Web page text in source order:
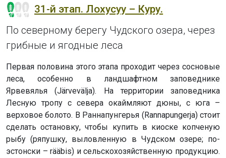
31-й этап. Лохусуу – Куру.
По северному берегу Чудского озера, через
грибные и ягодные леса
Первая половина этого этапа проходит через сосновые
леса, особенно в ландшафтном заповеднике
Ярвевялья (Järvevälja). На территории заповедника
Лесную тропу с севера окаймляют дюны, с юга –
верховое болото. В Раннапунгерья (Rannapungerja) стоит
сделать остановку, чтобы купить в киоске копченую
рыбу (ряпушку, выловленную в Чудском озере; по-
эстонски – rääbis) и сельскохозяйственную продукцию.